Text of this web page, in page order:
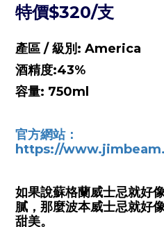
特價$320/支
產區 / 級別: America
酒精度:43%
容量: 750ml
官方網站：
https://
如果說蘇格蘭威士忌就好
膩，那麼波本威士忌就好
甜美。